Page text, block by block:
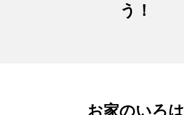
う！
お家のいろは